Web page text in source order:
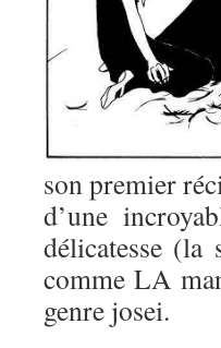
son premier
d’une
délicatesse (la
comme LA
genre josei.